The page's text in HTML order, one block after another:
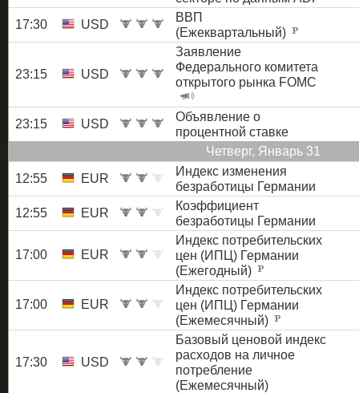
17:30
USD
ВВП
(Ежеквартальный)
23:15 USD
Заявление
Федерального комитета
открытого рынка FOMC
23:15 USD
Объявление о
процентной ставке
Четверг, Январь 31
12:55
EUR
Индекс изменения
безработицы Германии
12:55
EUR
Коэффициент
безработицы Германии
17:00 EUR
Индекс потребительских
цен (ИПЦ) Германии
(Ежегодный)
17:00 EUR
Индекс потребительских
цен (ИПЦ) Германии
(Ежемесячный)
17:30 USD
Базовый ценовой индекс
расходов на личное
потребление
(Ежемесячный)